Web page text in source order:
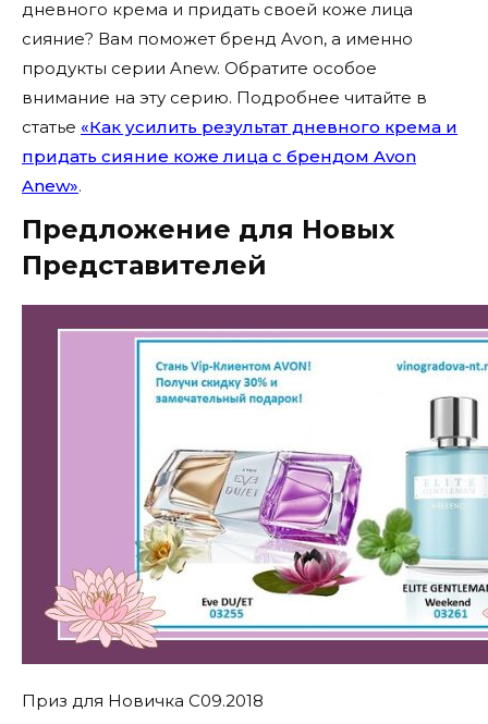
дневного крема и придать своей коже лица
сияние? Вам поможет бренд Avon, а именно
продукты серии Anew. Обратите особое
внимание на эту серию. Подробнее читайте в
статье «Как усилить результат дневного крема и
придать сияние коже лица с брендом Avon
Anew».
Предложение для Новых
Представителей
Приз для Новичка C09.2018